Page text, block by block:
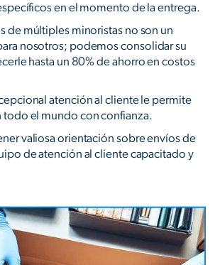
en el momento de la entrega.
de múltiples minoristas no son un
nosotros; podemos consolidar su
hasta un 80% de ahorro en costos
atención al cliente le permite
todo el mundo con confianza.
valiosa orientación sobre envíos de
de atención al cliente capacitado y